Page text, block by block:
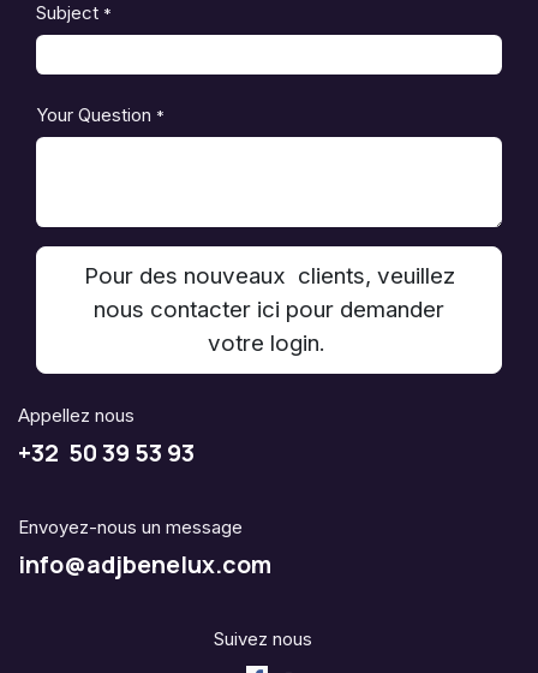
Subject *
Your Question *
Pour des nouveaux clients, veuillez
nous contacter ici pour demander
votre login.
Appellez nous
+32 50 39 53 93
Envoyez-nous un message
info@adjbenelux.com
Suivez nous